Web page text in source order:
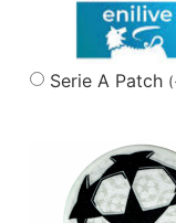
Serie A Patch (